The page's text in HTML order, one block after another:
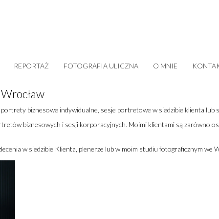
REPORTAŻ FOTOGRAFIA ULICZNA O MNIE
biznesowe indywidualne, sesje portretowe w siedzibie klienta lub
biznesowych i sesji korporacyjnych. Moimi klientami są zarówno
w siedzibie Klienta, plenerze lub w moim studiu fotograficznym we